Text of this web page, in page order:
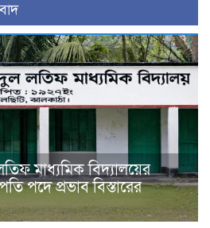
মাধ্যমিক বিদ্যালয়ের
পদে প্রভাব বিস্তারের